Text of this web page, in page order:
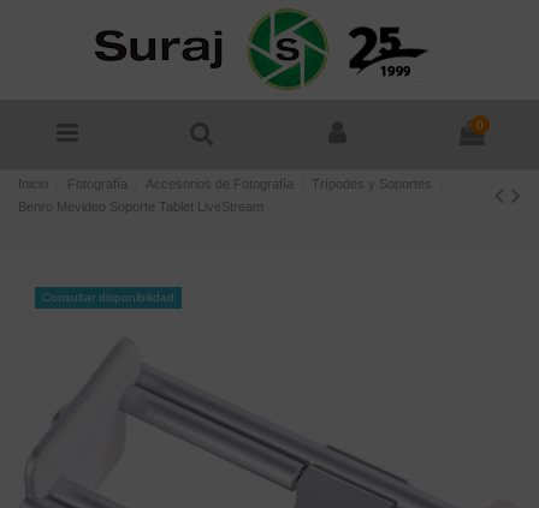
0
Inicio Fotografía Accesorios de Fotografía
Trípodes y Soportes
Benro Mevideo Soporte Tablet LiveStream
Consultar disponibilidad